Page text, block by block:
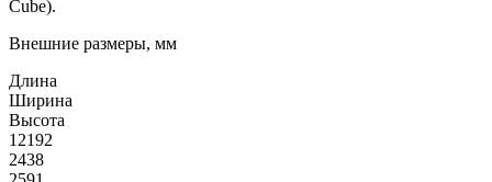
Cube).
Внешние размеры, мм
Длина
Ширина
Высота
12192
2438